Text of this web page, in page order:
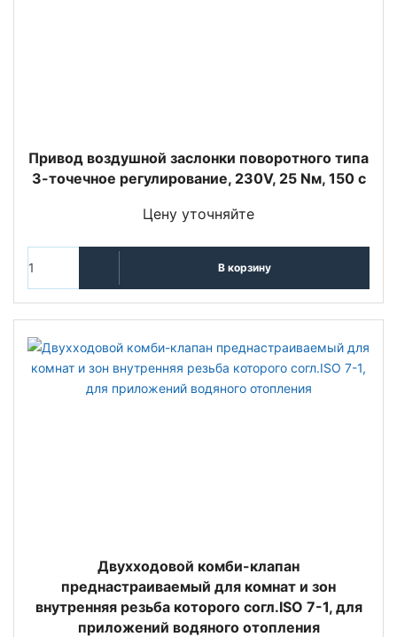
Привод воздушной заслонки поворотного типа
3-точечное регулирование, 230V, 25 Nм, 150 с
Цену уточняйте
В корзину
Двухходовой комби-клапан
преднастраиваемый для комнат и зон
внутренняя резьба которого согл.ISO 7-1, для
приложений водяного отопления